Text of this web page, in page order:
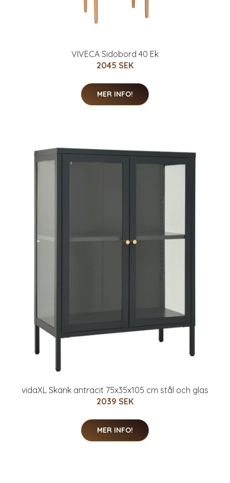
VIVECA Sidobord 40 Ek
2045 SEK
MER INFO!
vidaXL Skänk antracit 75x35x105 cm stål och glas
2039 SEK
MER INFO!